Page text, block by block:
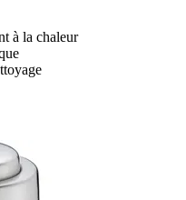
à la chaleur